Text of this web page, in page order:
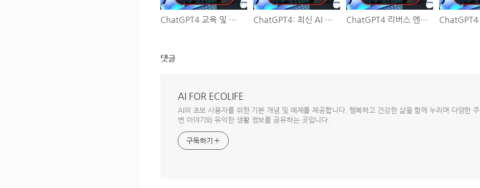
ChatGPT4 교육 및 미세 조정 필수 사항: 종합 가이드 ChatGPT4: 최신 AI 모델의 힘 ChatGPT4 리버스 엔지니어링 코드 기술
댓글
AI FOR ECOLIFE
AI의 초보 사용자를 위한 기본 개념 및 예제를 제공합니다. 행복하고 건강한 삶을 함께 누리며 다양한 주
변 이야기와 유익한 생활 정보를 공유하는 곳입니다.
구독하기